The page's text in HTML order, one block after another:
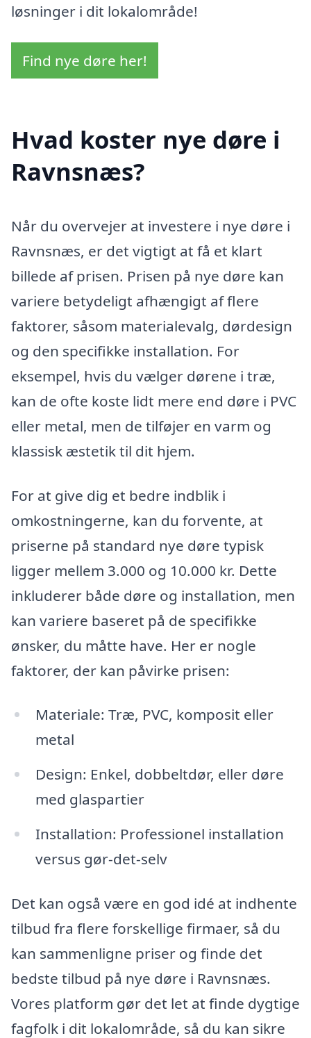
løsninger i dit lokalområde!
Find nye døre her!
Hvad koster nye døre i
Ravnsnæs?
Når du overvejer at investere i nye døre i
Ravnsnæs, er det vigtigt at få et klart
billede af prisen. Prisen på nye døre kan
variere betydeligt afhængigt af flere
faktorer, såsom materialevalg, dørdesign
og den specifikke installation. For
eksempel, hvis du vælger dørene i træ,
kan de ofte koste lidt mere end døre i PVC
eller metal, men de tilføjer en varm og
klassisk æstetik til dit hjem.
For at give dig et bedre indblik i
omkostningerne, kan du forvente, at
priserne på standard nye døre typisk
ligger mellem 3.000 og 10.000 kr. Dette
inkluderer både døre og installation, men
kan variere baseret på de specifikke
ønsker, du måtte have. Her er nogle
faktorer, der kan påvirke prisen:
Materiale: Træ, PVC, komposit eller
metal
Design: Enkel, dobbeltdør, eller døre
med glaspartier
Installation: Professionel installation
versus gør-det-selv
Det kan også være en god idé at indhente
tilbud fra flere forskellige firmaer, så du
kan sammenligne priser og finde det
bedste tilbud på nye døre i Ravnsnæs.
Vores platform gør det let at finde dygtige
fagfolk i dit lokalområde, så du kan sikre